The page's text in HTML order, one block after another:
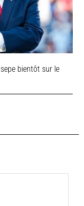
bientôt sur le